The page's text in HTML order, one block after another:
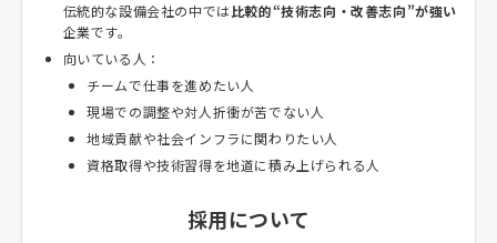
伝統的な設備会社の中では比較的“技術志向・改善志向”が強い
企業です。
向いている人：
チームで仕事を進めたい人
現場での調整や対人折衝が苦でない人
地域貢献や社会インフラに関わりたい人
資格取得や技術習得を地道に積み上げられる人
採用について